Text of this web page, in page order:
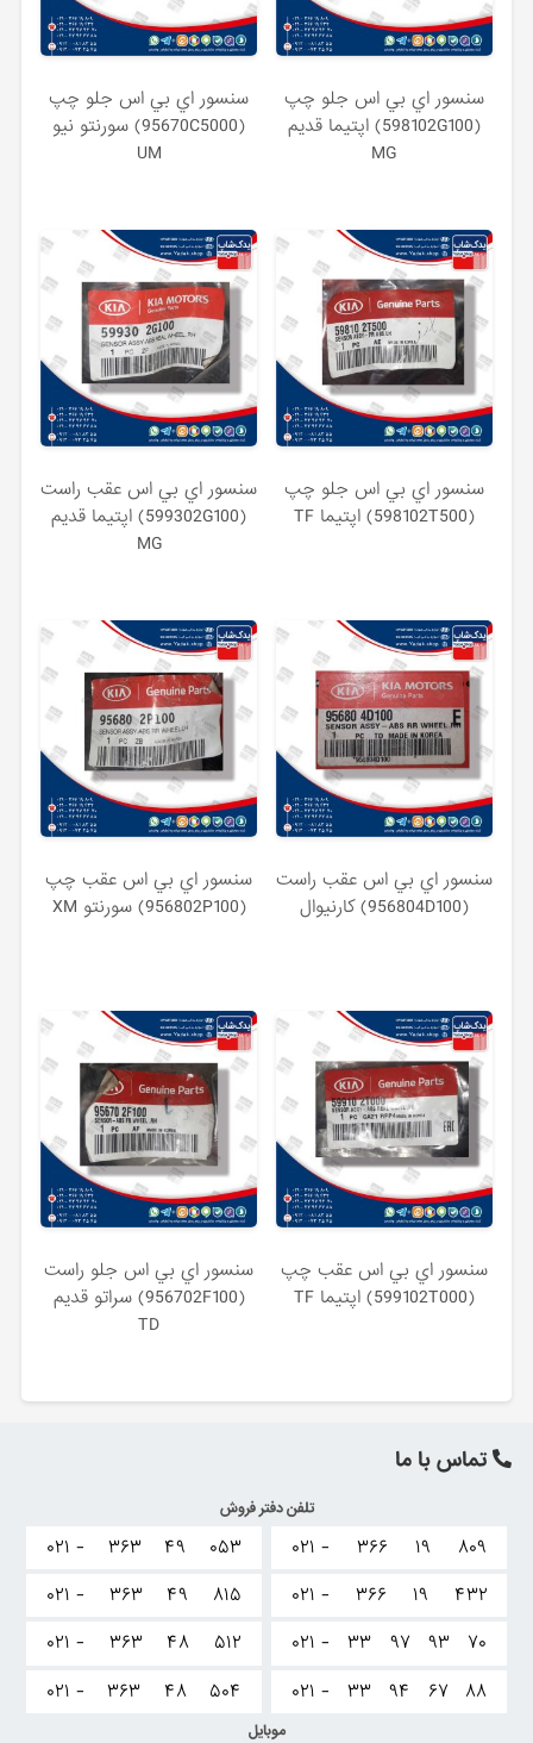
سنسور اي بي اس جلو چپ
(598102G100) اپتیما قدیم
MG
سنسور اي بي اس جلو چپ
(95670C5000) سورنتو نیو
UM
سنسور اي بي اس جلو چپ
(598102T500) اپتیما TF
سنسور اي بي اس عقب راست
(599302G100) اپتیما قدیم
MG
سنسور اي بي اس عقب راست
(956804D100) کارنیوال
سنسور اي بي اس عقب چپ
(956802P100) سورنتو XM
سنسور اي بي اس عقب چپ
(599102T000) اپتیما TF
سنسور اي بي اس جلو راست
(956702F100) سراتو قدیم
TD
تماس با ما
تلفن دفتر فروش
۰۲۱ - ۳۶۶ ۱۹
۸۰۹
۰۲۱ -
۳۶۶ ۱۹
۴۳۲
۰۲۱ -
۳۳ ۹۷ ۹۳
۷۰
۰۲۱ -
۳۳ ۹۴ ۶۷ ۸۸
۰۲۱ - ۳۶۳ ۴۹
۰۵۳
۰۲۱ -
۳۶۳ ۴۹
۸۱۵
۰۲۱ -
۳۶۳ ۴۸
۵۱۲
۰۲۱ -
۳۶۳ ۴۸ ۵۰۴
موبایل